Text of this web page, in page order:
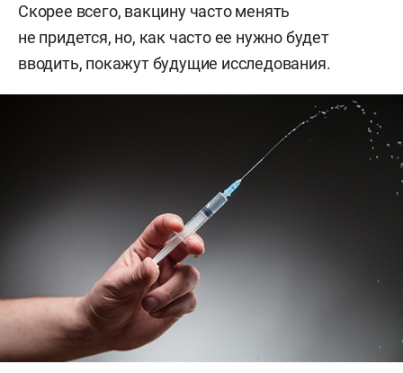
Скорее всего, вакцину часто менять
не придется, но, как часто ее нужно будет
вводить, покажут будущие исследования.